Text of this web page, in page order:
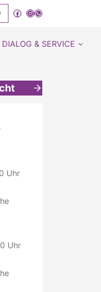
Facebook
Instagram
WhatsApp Kanal von detmold-lutherisch
DIALOG & SERVICE
Uhr
Uhr